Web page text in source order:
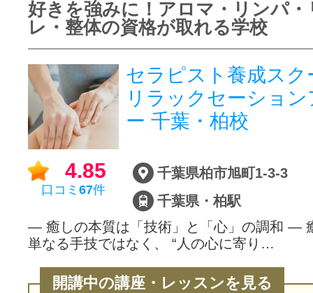
グッドスク
掲載のお問
サイトマッ
好きを強みに！アロマ・リンパ・
レ・整体の資格が取れる学校
セラピスト養成ス
リラックセーショ
ー 千葉・柏校
4.85
口コミ 67件
千葉県柏市旭町1-3-3
千葉県・柏駅
― 癒しの本質は「技術」と「心」の調和 ―
単なる手技ではなく、 “人の心に寄り…
開講中の講座・レッスンを見る